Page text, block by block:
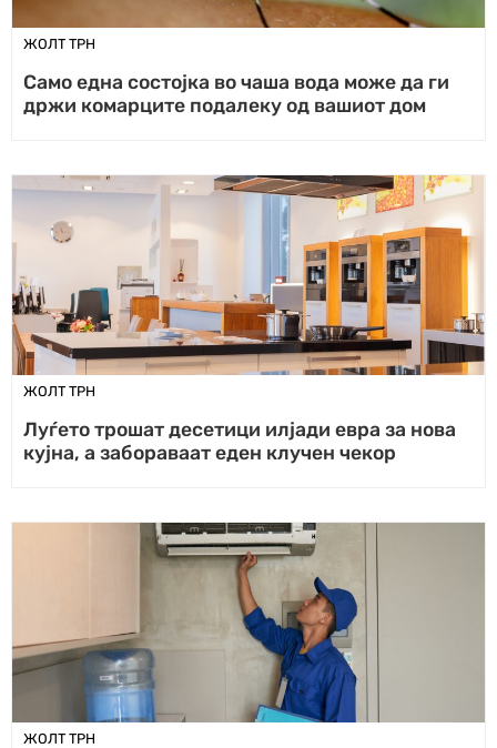
ЖОЛТ ТРН
Само една состојка во чаша вода може да ги
држи комарците подалеку од вашиот дом
ЖОЛТ ТРН
Луѓето трошат десетици илјади евра за нова
кујна, а забораваат еден клучен чекор
ЖОЛТ ТРН